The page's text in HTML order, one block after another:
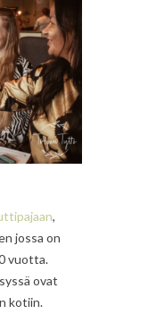
,
jossa on
vuotta.
ovat
kotiin.